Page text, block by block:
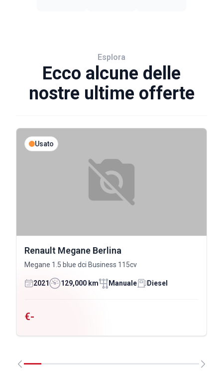
Esplora
Ecco alcune delle
nostre ultime offerte
Usato
Renault Megane Berlina
Megane 1.5 blue dci Business 115cv
2021 129,000 km Manuale Diesel
€-